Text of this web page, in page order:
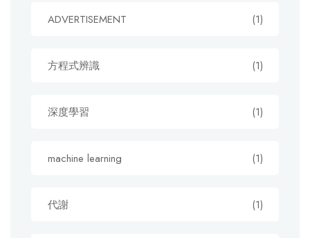
ADVERTISEMENT (1)
方程式辨識 (1)
深度學習 (1)
machine learning (1)
代謝 (1)